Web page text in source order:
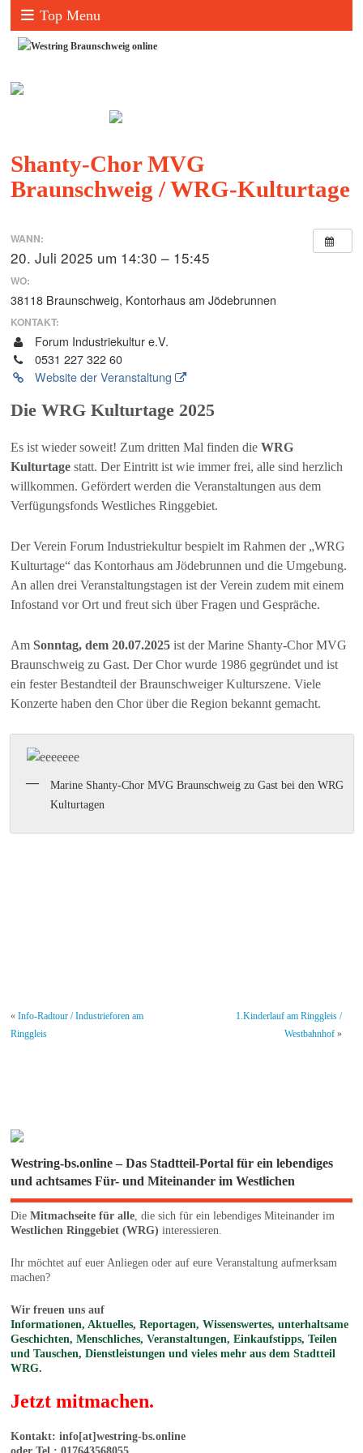
Top Menu
Shanty-Chor MVG
Braunschweig / WRG-Kulturtage
WANN:
20. Juli 2025 um 14:30 – 15:45
WO:
38118 Braunschweig, Kontorhaus am Jödebrunnen
KONTAKT:
Forum Industriekultur e.V.
0531 227 322 60
Website der Veranstaltung
Die WRG Kulturtage 2025
Es ist wieder soweit! Zum dritten Mal finden dieWRG
Kulturtage statt. Der Eintritt ist wie immer frei, alle sind herzlich
willkommen. Gefördert werden die Veranstaltungen aus dem
Verfügungsfonds Westliches Ringgebiet.
Der Verein Forum Industriekultur bespielt im Rahmen der „WRG
Kulturtage“ das Kontorhaus am Jödebrunnen und die Umgebung.
An allen drei Veranstaltungstagen ist der Verein zudem mit einem
Infostand vor Ort und freut sich über Fragen und Gespräche.
AmSonntag, dem 20.07.2025 ist der Marine Shanty-Chor MVG
Braunschweig zu Gast. Der Chor wurde 1986 gegründet und ist
ein fester Bestandteil der Braunschweiger Kulturszene. Viele
Konzerte haben den Chor über die Region bekannt gemacht.
Marine Shanty-Chor MVG Braunschweig zu Gast bei den WRG
Kulturtagen
«Info-Radtour / Industrieforen am
Ringgleis
1.Kinderlauf am Ringgleis /
Westbahnhof»
Westring-bs.online – Das Stadtteil-Portal für ein lebendiges
und achtsames Für- und Miteinander im Westlichen
DieMitmachseite für alle, die sich für ein lebendiges Miteinander im
Westlichen Ringgebiet (WRG) interessieren.
Ihr möchtet auf euer Anliegen oder auf eure Veranstaltung aufmerksam
machen?
Wir freuen uns auf
Informationen, Aktuelles, Reportagen, Wissenswertes, unterhaltsame
Geschichten, Menschliches, Veranstaltungen, Einkaufstipps, Teilen
und Tauschen, Dienstleistungen und vieles mehr aus dem Stadtteil
WRG.
Jetzt mitmachen.
Kontakt: info[at]westring-bs.online